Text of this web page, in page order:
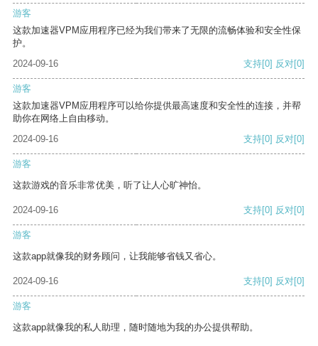
游客
这款加速器VPM应用程序已经为我们带来了无限的流畅体验和安全性保
护。
2024-09-16
支持[0] 反对[0]
游客
这款加速器VPM应用程序可以给你提供最高速度和安全性的连接，并帮
助你在网络上自由移动。
2024-09-16
支持[0] 反对[0]
游客
这款游戏的音乐非常优美，听了让人心旷神怡。
2024-09-16 支持[0] 反对[0]
游客
这款app就像我的财务顾问，让我能够省钱又省心。
2024-09-16 支持[0] 反对[0]
游客
这款app就像我的私人助理，随时随地为我的办公提供帮助。